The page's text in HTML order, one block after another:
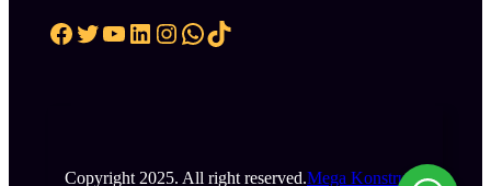
Facebook Twitter YouTube LinkedIn Instagram WhatsApp TikTok
Copyright 2025. All right reserved.Mega Konstruksi